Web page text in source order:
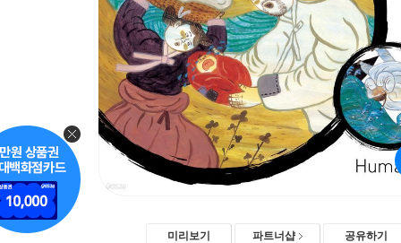
미리보기 파트너샵 공유하기